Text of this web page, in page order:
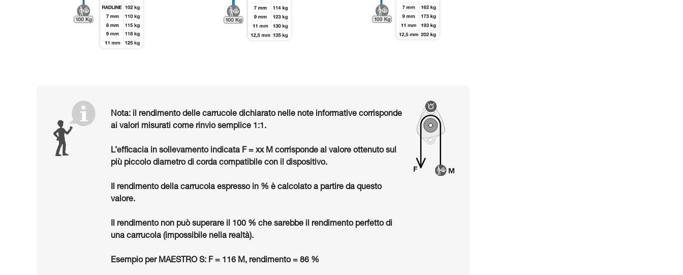
Nota: il rendimento delle carrucole dichiarato nelle note informative corrisponde
ai valori misurati come rinvio semplice 1:1.
L’efficacia in sollevamento indicata F = xx M corrisponde al valore ottenuto sul
più piccolo diametro di corda compatibile con il dispositivo.
Il rendimento della carrucola espresso in % è calcolato a partire da questo
valore.
Il rendimento non può superare il 100 % che sarebbe il rendimento perfetto di
una carrucola (impossibile nella realtà).
Esempio per MAESTRO S: F = 116 M, rendimento = 86 %